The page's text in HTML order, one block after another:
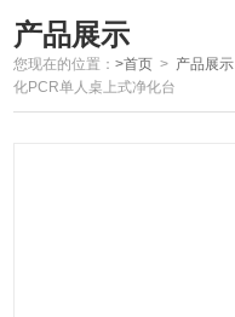
产品展示
您现在的位置：>首页 > 产品展示
化PCR单人桌上式净化台